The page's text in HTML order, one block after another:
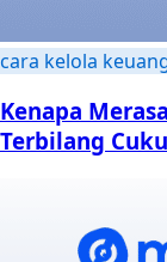
cara kelola
Kenapa
Terbilang